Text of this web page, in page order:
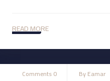
READ MORE
ByEamar
0 Comments